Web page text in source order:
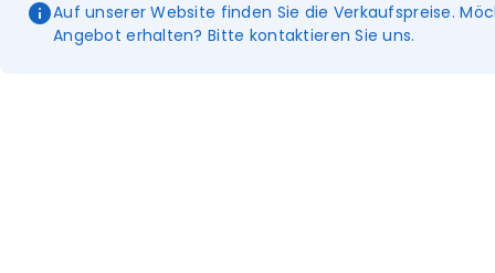
Auf unserer Website finden Sie die Verkaufspreise.
Angebot erhalten? Bitte kontaktieren Sie uns.